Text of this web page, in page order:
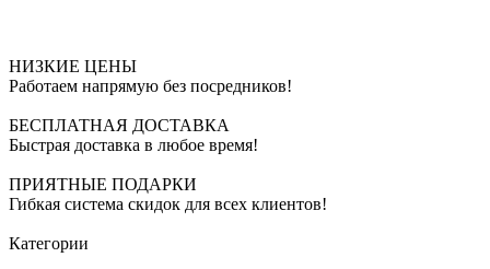
НИЗКИЕ ЦЕНЫ
Работаем напрямую без посредников!
БЕСПЛАТНАЯ ДОСТАВКА
Быстрая доставка в любое время!
ПРИЯТНЫЕ ПОДАРКИ
Гибкая система скидок для всех клиентов!
Категории